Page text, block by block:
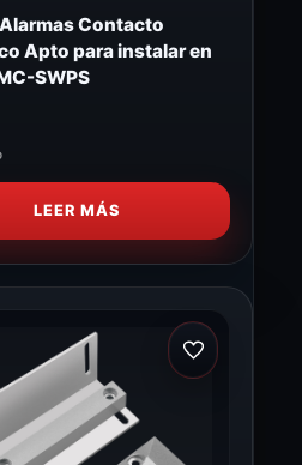
Contacto
Apto para instalar en
SWPS
LEER MÁS